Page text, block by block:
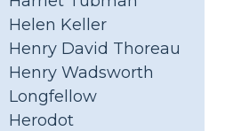
Helen Keller
Henry David Thoreau
Henry Wadsworth
Longfellow
Herodot